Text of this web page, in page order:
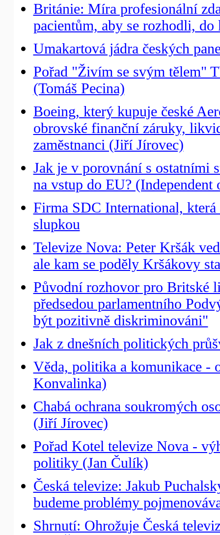
Británie: Míra profesionální
pacientům, aby se rozhodli,
Umakartová jádra českých
Pořad "Živím se svým tělem"
(Tomáš Pecina)
Boeing, který kupuje české
obrovské finanční záruky,
zaměstnanci (Jiří Jírovec)
Jak je v porovnání s ostatními
na vstup do EU? (Independent
Firma SDC International,
slupkou
Televize Nova: Peter Kršák
ale kam se poděly Kršákovy
Původní rozhovor pro Britské
předsedou parlamentního
být pozitivně diskriminováni"
Jak z dnešních politických
Věda, politika a komunikace -
Konvalinka)
Chabá ochrana soukromých
(Jiří Jírovec)
Pořad Kotel televize Nova -
politiky (Jan Čulík)
Česká televize: Jakub
budeme problémy
Shrnutí: Ohrožuje Česká